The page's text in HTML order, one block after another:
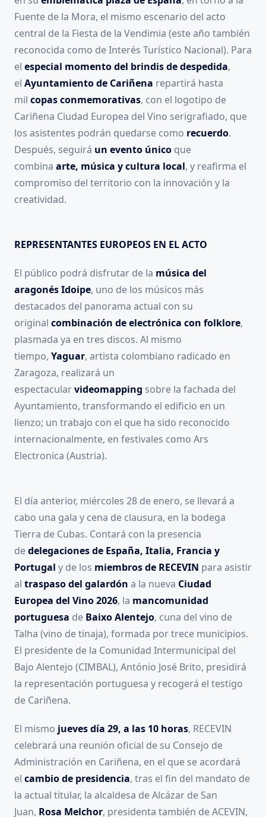
Fuente de la Mora, el mismo escenario del acto
central de la Fiesta de la Vendimia (este año también
reconocida como de Interés Turístico Nacional). Para
el especial momento del brindis de despedida,
el Ayuntamiento de Cariñena repartirá hasta
mil copas conmemorativas, con el logotipo de
Cariñena Ciudad Europea del Vino serigrafiado, que
los asistentes podrán quedarse como recuerdo.
Después, seguirá un evento único que
combina arte, música y cultura local, y reafirma el
compromiso del territorio con la innovación y la
creatividad.
REPRESENTANTES EUROPEOS EN EL ACTO
El público podrá disfrutar de la música del
aragonés Idoipe, uno de los músicos más
destacados del panorama actual con su
original combinación de electrónica con folklore,
plasmada ya en tres discos. Al mismo
tiempo, Yaguar, artista colombiano radicado en
Zaragoza, realizará un
espectacularvideomapping sobre la fachada del
Ayuntamiento, transformando el edificio en un
lienzo; un trabajo con el que ha sido reconocido
internacionalmente, en festivales como Ars
Electronica (Austria).
El día anterior, miércoles 28 de enero, se llevará a
cabo una gala y cena de clausura, en la bodega
Tierra de Cubas. Contará con la presencia
dedelegaciones de España, Italia, Francia y
Portugal y de los miembros de RECEVIN para asistir
al traspaso del galardón a la nueva Ciudad
Europea del Vino 2026, la mancomunidad
portuguesa de Baixo Alentejo, cuna del vino de
Talha (vino de tinaja), formada por trece municipios.
El presidente de la Comunidad Intermunicipal del
Bajo Alentejo (CIMBAL), António José Brito, presidirá
la representación portuguesa y recogerá el testigo
de Cariñena.
El mismo jueves día 29, a las 10 horas, RECEVIN
celebrará una reunión oficial de su Consejo de
Administración en Cariñena, en el que se acordará
el cambio de presidencia, tras el fin del mandato de
la actual titular, la alcaldesa de Alcázar de San
Juan, Rosa Melchor, presidenta también de ACEVIN,